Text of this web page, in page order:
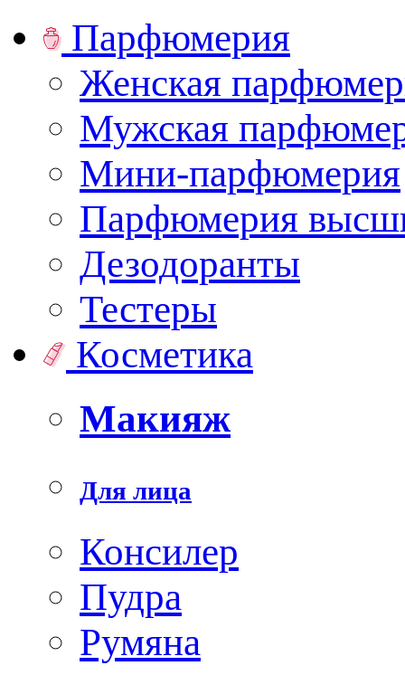
Парфюмерия
Женская
Мужская
Мини-парфюмерия
Парфюмерия
Дезодоранты
Тестеры
Косметика
Макияж
Для лица
Консилер
Пудра
Румяна